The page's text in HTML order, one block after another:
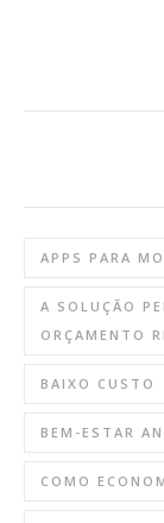
APPS PARA
A SOLUÇÃO
ORÇAMENTO
BAIXO CUSTO
BEM-ESTAR
COMO